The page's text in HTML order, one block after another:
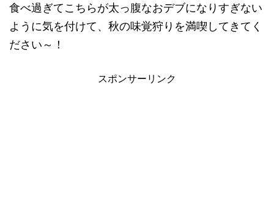
食べ過ぎてこちらが太っ腹なおデブになりすぎない
ように気を付けて、秋の味覚狩りを満喫してきてく
ださい～！
スポンサーリンク